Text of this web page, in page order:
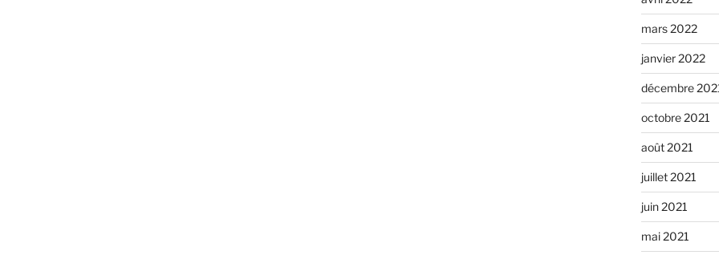
mars 2022
janvier 2022
décembre
octobre 2021
août 2021
juillet 2021
juin 2021
mai 2021